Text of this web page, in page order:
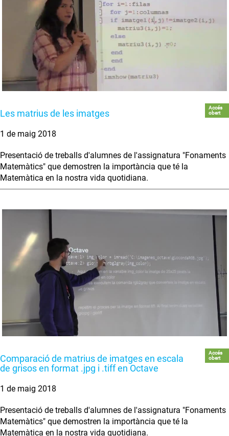
Les matrius de les imatges
Accés
obert
1 de maig 2018
Presentació de treballs d'alumnes de l'assignatura "Fonaments
Matemàtics" que demostren la importància que té la
Matemàtica en la nostra vida quotidiana.
Comparació de matrius de imatges en escala
de grisos en format .jpg i .tiff en Octave
Accés
obert
1 de maig 2018
Presentació de treballs d'alumnes de l'assignatura "Fonaments
Matemàtics" que demostren la importància que té la
Matemàtica en la nostra vida quotidiana.